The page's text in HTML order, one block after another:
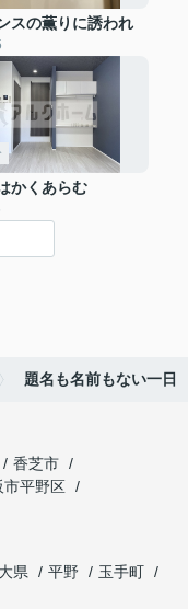
スの薫りに誘われ
かくあらむ
題名も名前もない一日
香芝市
市平野区
大県 平野
玉手町